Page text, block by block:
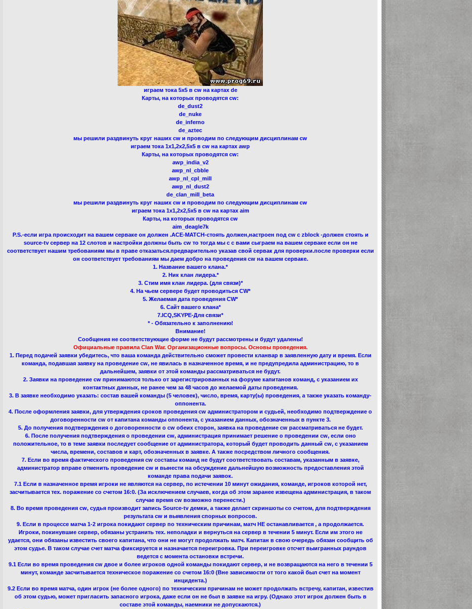
играем тока 5x5 в cw на картах de
Карты, на которых проводятся cw:
de_dust2
de_nuke
de_inferno
de_aztec
мы решили раздвинуть круг наших cw и проводим по следующим дисциплинам cw
играем тока 1x1,2x2,5x5 в cw на картах awp
Карты, на которых проводятся cw:
awp_india_v2
awp_nl_cbble
awp_nl_cpl_mill
awp_nl_dust2
de_clan_mill_beta
мы решили раздвинуть круг наших cw и проводим по следующим дисциплинам cw
играем тока 1x1,2x2,5x5 в cw на картах aim
Карты, на которых проводятся cw
aim_deagle7k
P.S.-если игра происходит на вашем серваке он должен .ACE-MATCH-стоять должен,настроен под cw с zblock -должен стоять и
source-tv сервер на 12 слотов и настройки должны быть cw то тогда мы с с вами сыграем на вашем серваке если он не
соответствует нашим требованиям мы в праве отказаться.предварительно указав свой сервак для проверки.после проверки если
он соответствует требованиям мы даем добро на проведения cw на вашем серваке.
1. Название вашего клана.*
2. Ник клан лидера.*
3. Стим имя клан лидера. (для связи)*
4. На чьем сервере будет проводиться CW*
5. Желаемая дата проведения CW*
6. Сайт вашего клана*
7.ICQ,SKYPE-Для связи*
* - Обязательно к заполнению!
Внимание!
Сообщения не соответствующие форме не будут рассмотрены и будут удалены!
Официальные правила Clan War. Организационные вопросы. Основы проведения.
1. Перед подачей заявки убедитесь, что ваша команда действительно сможет провести кланвар в заявленную дату и время. Если
команда, подавшая заявку на проведение cw, не явилась в назначенное время, и не предупредила администрацию, то в
дальнейшем, заявки от этой команды рассматриваться не будут.
2. Заявки на проведение cw принимаются только от зарегистрированных на форуме капитанов команд, с указанием их
контактных данных, не ранее чем за 48 часов до желаемой даты проведения.
3. В заявке необходимо указать: состав вашей команды (5 человек), число, время, карту(ы) проведения, а также указать команду-
оппонента.
4. После оформления заявки, для утверждения сроков проведения cw администратором и судьей, необходимо подтверждение о
договоренности cw от капитана команды оппонента, с указанием данных, обозначенных в пункте 3.
5. До получения подтверждения о договоренности о cw обеих сторон, заявка на проведение cw рассматриваться не будет.
6. После получения подтверждения о проведении cw, администрация принимает решение о проведении cw, если оно
положительное, то в теме заявки последует сообщение от администратора, который будет проводить данный cw, с указанием
числа, времени, составов и карт, обозначенных в заявке. А также посредством личного сообщения.
7. Если во время фактического проведения cw составы команд не будут соответствовать составам, указанным в заявке,
администратор вправе отменить проведение cw и вынести на обсуждение дальнейшую возможность предоставления этой
команде права подачи заявок.
7.1 Если в назначенное время игроки не являются на сервер, по истечении 10 минут ожидания, команде, игроков которой нет,
засчитывается тех. поражение со счетом 16:0. (За исключением случаев, когда об этом заранее извещена администрация, в таком
случае время cw возможно перенести.)
8. Во время проведения cw, судья производит запись Source-tv демки, а также делает скриншоты со счетом, для подтверждения
результата cw и выявления спорных вопросов.
9. Если в процессе матча 1-2 игрока покидают сервер по техническим причинам, матч НЕ останавливается , а продолжается.
Игроки, покинувшие сервер, обязаны устранить тех. неполадки и вернуться на сервер в течении 5 минут. Если им этого не
удается, они обязаны известить своего капитана, что они не могут продолжать матч. Капитан в свою очередь обязан сообщить об
этом судье. В таком случае счет матча фиксируется и назначается переигровка. При переигровке отсчет выигранных раундов
ведется с момента остановки встречи.
9.1 Если во время проведения cw двое и более игроков одной команды покидают сервер, и не возвращаются на него в течении 5
минут, команде засчитывается техническое поражение со счетом 16:0 (Вне зависимости от того какой был счет на момент
инцидента.)
9.2 Если во время матча, один игрок (не более одного) по техническим причинам не может продолжать встречу, капитан, известив
об этом судью, может пригласить запасного игрока, даже если он не был в заявке на игру. (Однако этот игрок должен быть в
составе этой команды, наемники не допускаются.)